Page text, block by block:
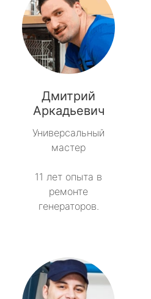
Дмитрий
Аркадьевич
Универсальный
мастер
11 лет опыта в
ремонте
генераторов.